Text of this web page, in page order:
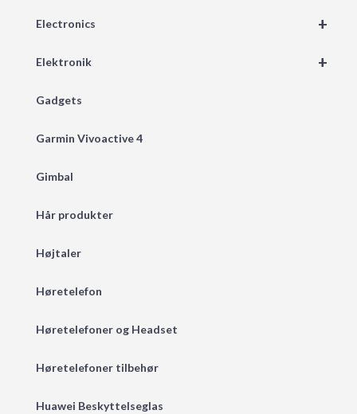
+
Electronics
+
Elektronik
Gadgets
Garmin Vivoactive 4
Gimbal
Hår produkter
Højtaler
Høretelefon
Høretelefoner og Headset
Høretelefoner tilbehør
Huawei Beskyttelseglas